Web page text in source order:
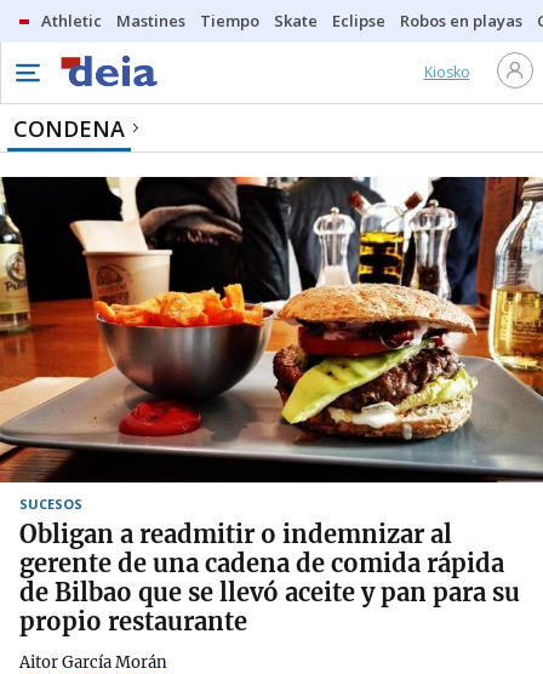
Athletic Mastines Tiempo Skate Eclipse Robos en playas
Kiosko
CONDENA
SUCESOS
Obligan a readmitir o indemnizar al
gerente de una cadena de comida rápida
de Bilbao que se llevó aceite y pan para su
propio restaurante
Aitor García Morán